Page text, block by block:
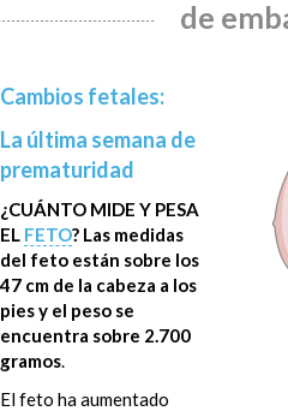
CRECIMIENTO
INTRAUTERINO
¿Qué es? ¿Cómo afecta a tu
explicamos y despejamos dudas
bebés con bajo peso.
de
Cambios fetales:
La última semana de
prematuridad
¿CUÁNTO MIDE Y PESA
EL FETO? Las medidas
del feto están sobre los
47 cm de la cabeza a los
pies y el peso se
encuentra sobre 2.700
gramos.
El feto ha aumentado